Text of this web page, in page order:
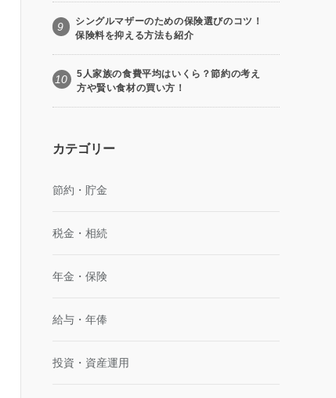
9
シングルマザーのための保険選びのコツ！
保険料を抑える方法も紹介
10
5人家族の食費平均はいくら？節約の考え
方や賢い食材の買い方！
カテゴリー
節約・貯金
税金・相続
年金・保険
給与・年俸
投資・資産運用